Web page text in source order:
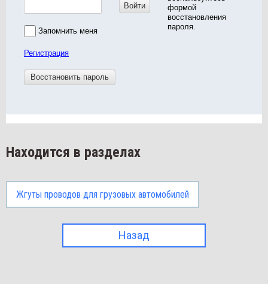
Войти
Запомнить меня
Регистрация
формой
восстановления
пароля.
Восстановить пароль
Находится в разделах
Жгуты проводов для грузовых автомобилей
Назад